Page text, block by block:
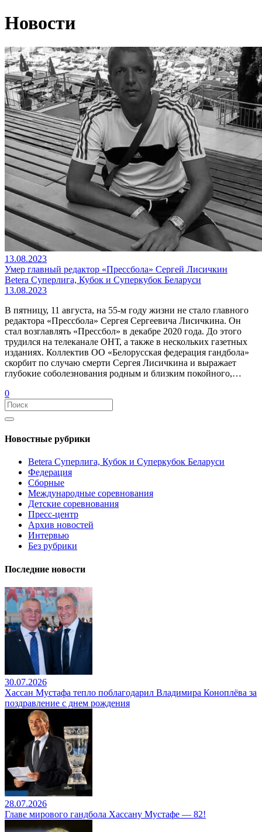
Новости
13.08.2023
Умер главный редактор «Прессбола» Сергей Лисичкин
Betera Суперлига, Кубок и Суперкубок Беларуси
13.08.2023
В пятницу, 11 августа, на 55-м году жизни не стало главного
редактора «Прессбола» Сергея Сергеевича Лисичкина. Он
стал возглавлять «Прессбол» в декабре 2020 года. До этого
трудился на телеканале ОНТ, а также в нескольких газетных
изданиях. Коллектив ОО «Белорусская федерация гандбола»
скорбит по случаю смерти Сергея Лисичкина и выражает
глубокие соболезнования родным и близким покойного,…
0
Новостные рубрики
Betera Суперлига, Кубок и Суперкубок Беларуси
Федерация
Сборные
Международные соревнования
Детские соревнования
Пресс-центр
Архив новостей
Интервью
Без рубрики
Последние новости
30.07.2026
Хассан Мустафа тепло поблагодарил Владимира Коноплёва за
поздравление с днем рождения
28.07.2026
Главе мирового гандбола Хассану Мустафе — 82!